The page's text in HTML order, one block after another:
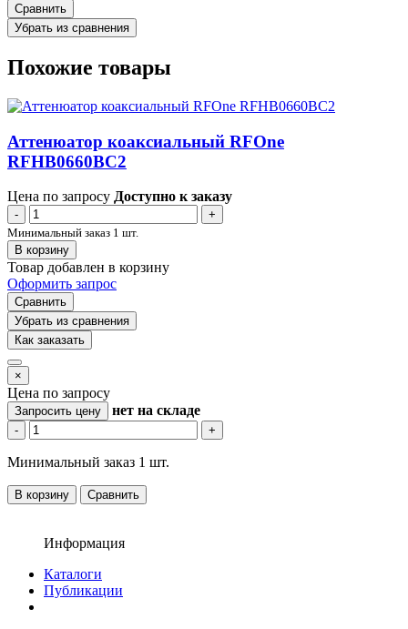
Сравнить
Убрать из сравнения
Похожие товары
Аттенюатор коаксиальный RFOne
RFHB0660BC2
Цена по запросу Доступно к заказу
-
+
Минимальный заказ 1 шт.
В корзину
Товар добавлен в корзину
Оформить запрос
Сравнить
Убрать из сравнения
Как заказать
×
Цена по запросу
Запросить цену нет на складе
- +
Минимальный заказ 1 шт.
В корзину Сравнить
Информация
Каталоги
Публикации